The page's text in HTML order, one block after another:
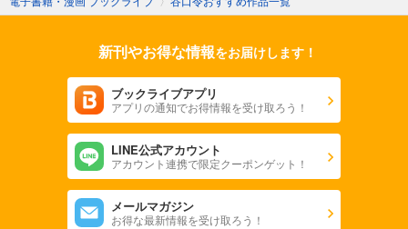
新刊やお得な情報をお届けします！
ブックライブアプリ
アプリの通知でお得情報を受け取ろう！
LINE公式アカウント
アカウント連携で限定クーポンゲット！
メールマガジン
お得な最新情報を受け取ろう！